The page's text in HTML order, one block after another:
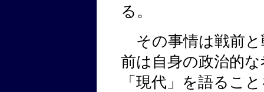
る。
その事情は戦前と
前は自身の政治的
「現代」を語るこ